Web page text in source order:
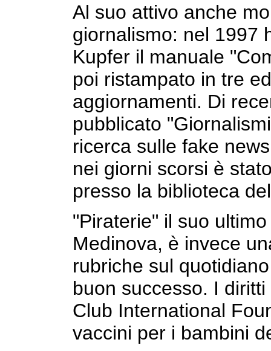
Al suo attivo anche
giornalismo: nel 1997
Kupfer il manuale
poi ristampato in tre
aggiornamenti. Di
pubblicato
ricerca sulle fake
nei giorni scorsi è
presso la biblioteca
"Piraterie" il suo
Medinova, è invece
rubriche sul
buon successo. I
Club International
vaccini per i bambini